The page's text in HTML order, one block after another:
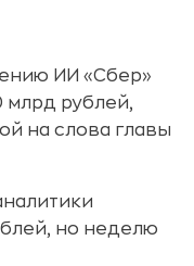
ИИ «Сбер»
млрд рублей,
на слова главы
но неделю